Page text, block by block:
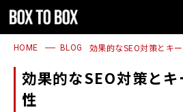
HOME BLOG 効果的なSEO対策とキ
効果的なSEO対策と
性
12341234